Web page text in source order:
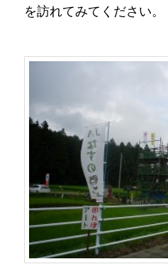
を訪れてみてください。